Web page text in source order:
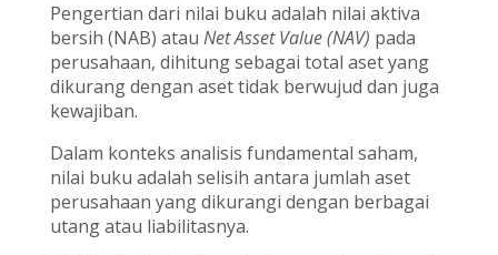
Pengertian dari nilai buku adalah nilai aktiva
bersih (NAB) atau Net Asset Value (NAV) pada
perusahaan, dihitung sebagai total aset yang
dikurang dengan aset tidak berwujud dan juga
kewajiban.
Dalam konteks analisis fundamental saham,
nilai buku adalah selisih antara jumlah aset
perusahaan yang dikurangi dengan berbagai
utang atau liabilitasnya.